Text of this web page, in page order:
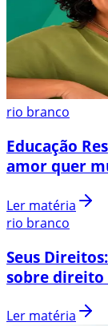
rio branco
Educação
amor quer
Ler matéria
rio branco
Seus
sobre direito
Ler matéria